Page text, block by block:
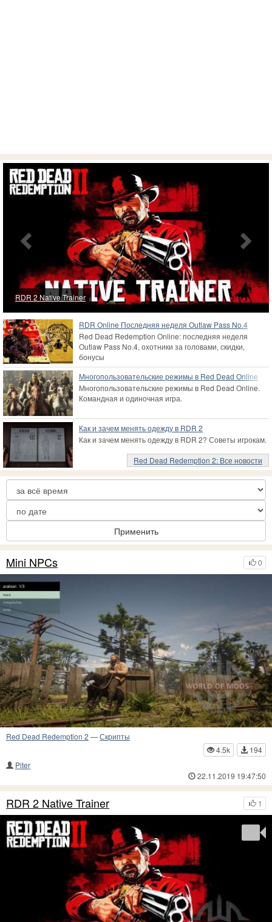
RDR 2 Native Trainer
Red Dead Redemption 2: Все новости
RDR Online Последняя неделя Outlaw Pass No.4
Red Dead Redemption Online: последняя неделя
Outlaw Pass No.4, охотники за головами, скидки,
бонусы
Многопользовательские режимы в Red Dead Online
Многопользовательские режимы в Red Dead Online.
Командная и одиночная игра.
Как и зачем менять одежду в RDR 2
Как и зачем менять одежду в RDR 2? Советы игрокам.
Применить
0
Mini NPCs
Red Dead Redemption 2 —Скрипты
4.5k
194
Piter
22.11.2019 19:47:50
1
RDR 2 Native Trainer